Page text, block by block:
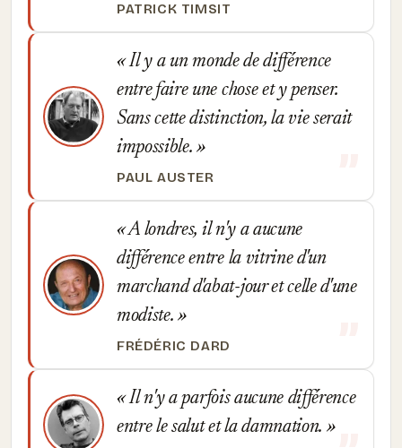
PATRICK TIMSIT
Il y a un monde de différence
entre faire une chose et y penser.
Sans cette distinction, la vie serait
impossible.
PAUL AUSTER
A londres, il n'y a aucune
différence entre la vitrine d'un
marchand d'abat-jour et celle d'une
modiste.
FRÉDÉRIC DARD
Il n'y a parfois aucune différence
entre le salut et la damnation.